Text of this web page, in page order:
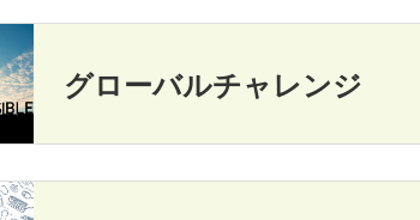
グローバルチャレンジ